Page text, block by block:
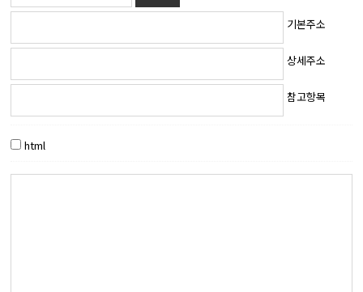
기본주소
상세주소
참고항목
html